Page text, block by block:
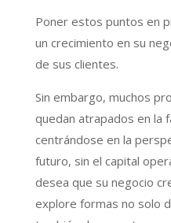
Poner estos puntos en
un crecimiento en su
de sus clientes.
Sin embargo, muchos
quedan atrapados en la
centrándose en la
futuro, sin el capital
desea que su negocio
explore formas no solo